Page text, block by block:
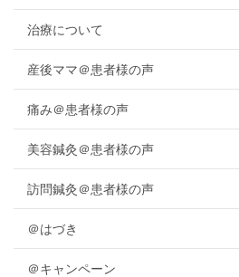
治療について
産後ママ＠患者様の声
痛み＠患者様の声
美容鍼灸＠患者様の声
訪問鍼灸＠患者様の声
＠はづき
＠キャンペーン